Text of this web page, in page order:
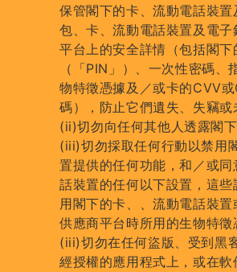
保管閣下的卡、流動電話裝
包、卡、流動電話裝置及電
平台上的安全詳情（包括閣
（「PIN」）、一次性密碼、
物特徵憑據及／或卡的CVV
碼），防止它們遺失、失竊或
(ii)切勿向任何其他人透露閣
(iii)切勿採取任何行動以禁用
置提供的任何功能，和／或
話裝置的任何以下設置，這些
用閣下的卡、、流動電話裝置
供應商平台時所用的生物特徵
(iii)切勿在任何盜版、受到黑
經授權的應用程式上，或在軟